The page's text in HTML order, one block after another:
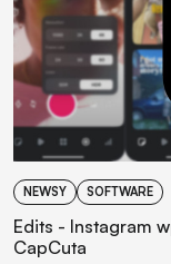
NEWSY SOFTWARE
Edits - Instagram
CapCuta